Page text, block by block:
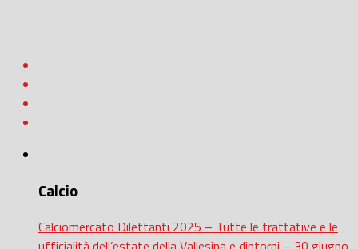
Calcio
Calciomercato Dilettanti 2025 – Tutte le trattative e le